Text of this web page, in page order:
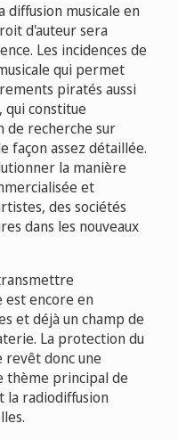
diffusion musicale en
d'auteur sera
Les incidences de
qui permet
piratés aussi
qui constitue
de recherche sur
façon assez détaillée.
la manière
et
des sociétés
dans les nouveaux
est encore en
et déjà un champ de
La protection du
revêt donc une
thème principal de
la radiodiffusion